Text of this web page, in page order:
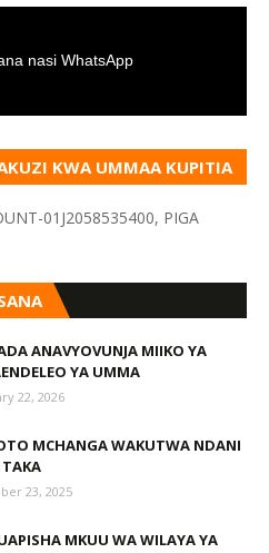
nasi WhatsApp
KWA UMMAA KUPITIA
01J2058535400, PIGA
ANAVYOVUNJA MIIKO YA
YA UMMA
22, 2026
MCHANGA WAKUTWA NDANI
23, 2025
MKUU WA WILAYA YA